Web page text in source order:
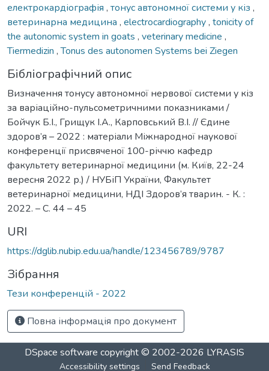
електрокардіографія , тонус автономної системи у кіз ,
ветеринарна медицина , electrocardiography, tonicity of
the autonomic system in goats , veterinary medicine ,
Tiermedizin ,Tonus des autonomen Systems bei Ziegen
Бібліографічний опис
Визначення тонусу автономної нервової системи у кіз
за варіаційно-пульсометричними показниками /
Бойчук Б.І., Грищук І.А., Карповський В.І. // Єдине
здоров’я – 2022 : матеріали Міжнародної наукової
конференції присвяченої 100-річчю кафедр
факультету ветеринарної медицини (м. Київ, 22-24
вересня 2022 р.) / НУБіП України, Факультет
ветеринарної медицини, НДІ Здоров’я тварин. - К. :
2022. – С. 44 – 45
URI
https://dglib.nubip.edu.ua/handle/123456789/9787
Зібрання
Тези конференцій - 2022
Повна інформація про документ
DSpace software copyright © 2002-2026 LYRASIS
Accessibility settings Send Feedback